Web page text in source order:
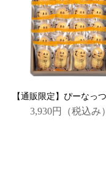
3,930円 （税込み）